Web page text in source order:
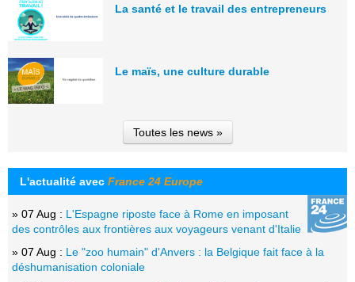
La santé et le travail des entrepreneurs
Le maïs, une culture durable
Toutes les news »
L'actualité avec France 24 Europe
» 07 Aug : L'Espagne riposte face à Rome en imposant
des contrôles aux frontières aux voyageurs venant d'Italie
» 07 Aug : Le "zoo humain" d'Anvers : la Belgique fait face à la
déshumanisation coloniale